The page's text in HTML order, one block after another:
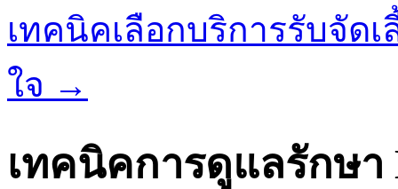
เทคนิคเลือกบริการรับจัด
ใจ →
เทคนิคการดูแลรักษา